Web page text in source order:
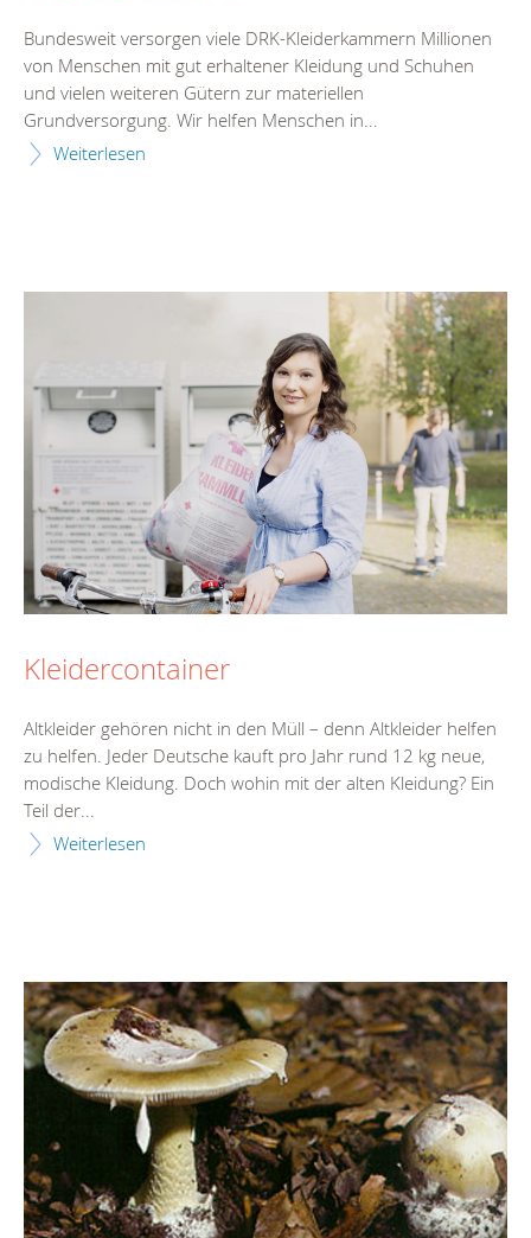
Bundesweit versorgen viele DRK-Kleiderkammern Millionen
von Menschen mit gut erhaltener Kleidung und Schuhen
und vielen weiteren Gütern zur materiellen
Grundversorgung. Wir helfen Menschen in...
Weiterlesen
Kleidercontainer
Altkleider gehören nicht in den Müll – denn Altkleider helfen
zu helfen. Jeder Deutsche kauft pro Jahr rund 12 kg neue,
modische Kleidung. Doch wohin mit der alten Kleidung? Ein
Teil der...
Weiterlesen